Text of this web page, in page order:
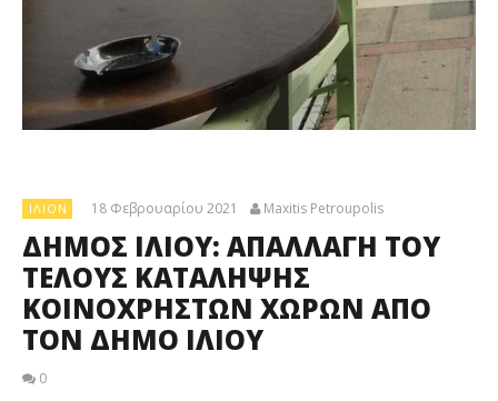
ΊΛΙΟΝ 18 Φεβρουαρίου 2021 Maxitis Petroupolis
ΔΗΜΟΣ ΙΛΙΟΥ: ΑΠΑΛΛΑΓΗ ΤΟΥ
ΤΕΛΟΥΣ ΚΑΤΑΛΗΨΗΣ
ΚΟΙΝΟΧΡΗΣΤΩΝ ΧΩΡΩΝ ΑΠΟ
ΤΟΝ ΔΗΜΟ ΙΛΙΟΥ
0